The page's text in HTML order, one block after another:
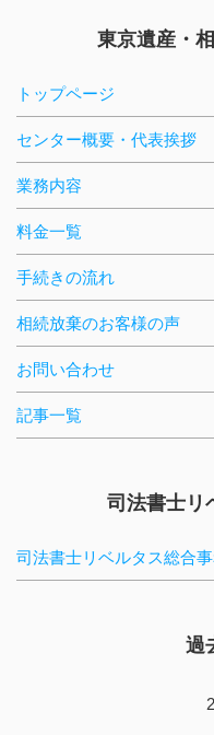
東京遺産・
トップページ
センター概要・代表挨拶
業務内容
料金一覧
手続きの流れ
相続放棄のお客様の声
お問い合わせ
記事一覧
司法書士リ
司法書士リベルタス総合
過